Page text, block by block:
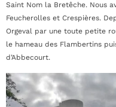
Saint Nom la Bretêche. Nous
Feucherolles et Crespières.
Orgeval par une toute petite
le hameau des Flambertins
d’Abbecourt.